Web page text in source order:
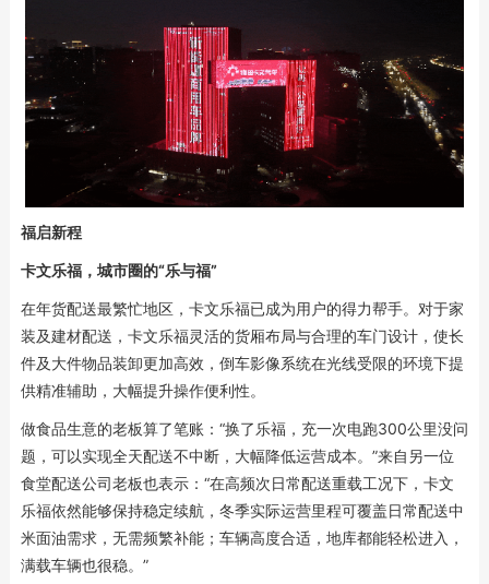
福启新程
卡文乐福，城市圈的“乐与福”
在年货配送最繁忙地区，卡文乐福已成为用户的得力帮手。对于家
装及建材配送，卡文乐福灵活的货厢布局与合理的车门设计，使长
件及大件物品装卸更加高效，倒车影像系统在光线受限的环境下提
供精准辅助，大幅提升操作便利性。
做食品生意的老板算了笔账：“换了乐福，充一次电跑300公里没问
题，可以实现全天配送不中断，大幅降低运营成本。”来自另一位
食堂配送公司老板也表示：“在高频次日常配送重载工况下，卡文
乐福依然能够保持稳定续航，冬季实际运营里程可覆盖日常配送中
米面油需求，无需频繁补能；车辆高度合适，地库都能轻松进入，
满载车辆也很稳。”